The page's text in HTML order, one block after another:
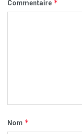
Commentaire *
Nom *